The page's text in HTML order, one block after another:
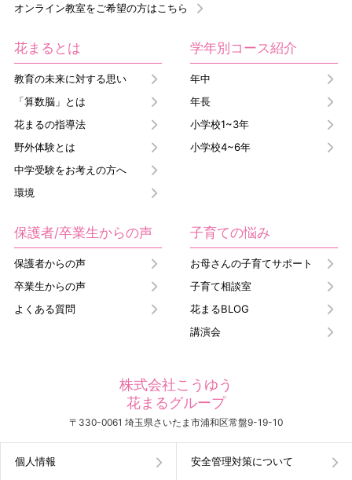
オンライン教室をご希望の方はこちら
花まるとは
教育の未来に対する思い
「算数脳」とは
花まるの指導法
野外体験とは
中学受験をお考えの方へ
環境
学年別コース紹介
年中
年長
小学校1~3年
小学校4~6年
保護者/卒業生からの声
保護者からの声
卒業生からの声
よくある質問
子育ての悩み
お母さんの子育てサポート
子育て相談室
花まるBLOG
講演会
株式会社こうゆう
花まるグループ
〒330-0061 埼玉県さいたま市浦和区常盤9-19-10
個人情報 安全管理対策について